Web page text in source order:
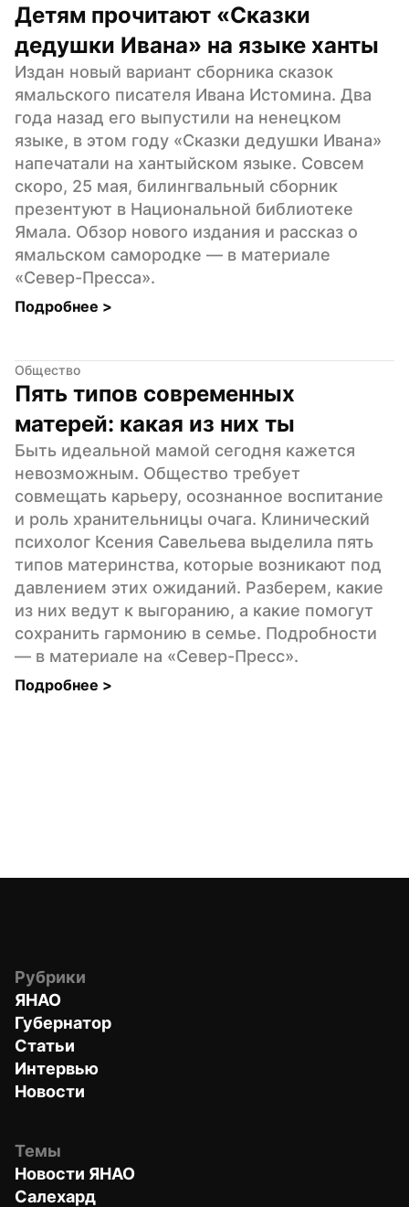
Детям прочитают «Сказки
дедушки Ивана» на языке ханты
Издан новый вариант сборника сказок
ямальского писателя Ивана Истомина. Два
года назад его выпустили на ненецком
языке, в этом году «Сказки дедушки Ивана»
напечатали на хантыйском языке. Совсем
скоро, 25 мая, билингвальный сборник
презентуют в Национальной библиотеке
Ямала. Обзор нового издания и рассказ о
ямальском самородке — в материале
«Север-Пресса».
Подробнее >
Общество
Пять типов современных
матерей: какая из них ты
Быть идеальной мамой сегодня кажется
невозможным. Общество требует
совмещать карьеру, осознанное воспитание
и роль хранительницы очага. Клинический
психолог Ксения Савельева выделила пять
типов материнства, которые возникают под
давлением этих ожиданий. Разберем, какие
из них ведут к выгоранию, а какие помогут
сохранить гармонию в семье. Подробности
— в материале на «Север-Пресс».
Подробнее >
Рубрики
ЯНАО
Губернатор
Статьи
Интервью
Новости
Темы
Новости ЯНАО
Салехард